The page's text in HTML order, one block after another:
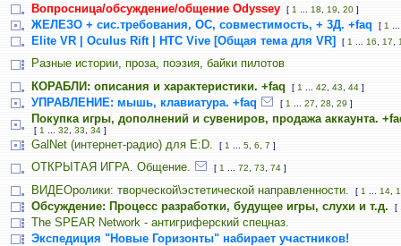
Вопросница/обсуждение/общение Odyssey [ 1 18 19 20 ]
ЖЕЛЕЗО + сис.требования, ОС, совместимость, + 3Д. +faq [ 1
Elite VR | Oculus Rift | HTC Vive [Общая тема для VR] [ 1 16 17
Разные истории, проза, поэзия, байки пилотов
КОРАБЛИ: описания и характеристики. +faq
[ 1 42 43 44 ]
УПРАВЛЕНИЕ: мышь, клавиатура. +faq [ 1 27 28 29 ]
Покупка игры, дополнений и сувениров, продажа аккаунта.
[ 1 32 33 34 ]
GalNet (интернет-радио) для E:D. [ 1 5 6 7 ]
ОТКРЫТАЯ ИГРА. Общение. [ 1 72 73 74 ]
ВИДЕОролики: творческой\эстетической направленности. [ 1 14
Обсуждение: Процесс разработки, будущее игры, слухи и т.д. [
The SPEAR Network - антигриферский спецназ.
Экспедиция "Новые Горизонты" набирает участников!